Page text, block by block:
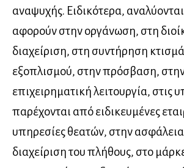
αναψυχής. Ειδικότερα,
αφορούν στην οργάνωση, στη
διαχείριση, στη συντήρηση
εξοπλισμού, στην πρόσβαση,
επιχειρηματική λειτουργία, στις
παρέχονται από ειδικευμένες
υπηρεσίες θεατών, στην
διαχείριση του πλήθους, στο